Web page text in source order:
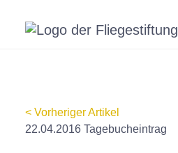
Hauptinhalt
< Vorheriger Artikel
22.04.2016 Tagebucheintrag